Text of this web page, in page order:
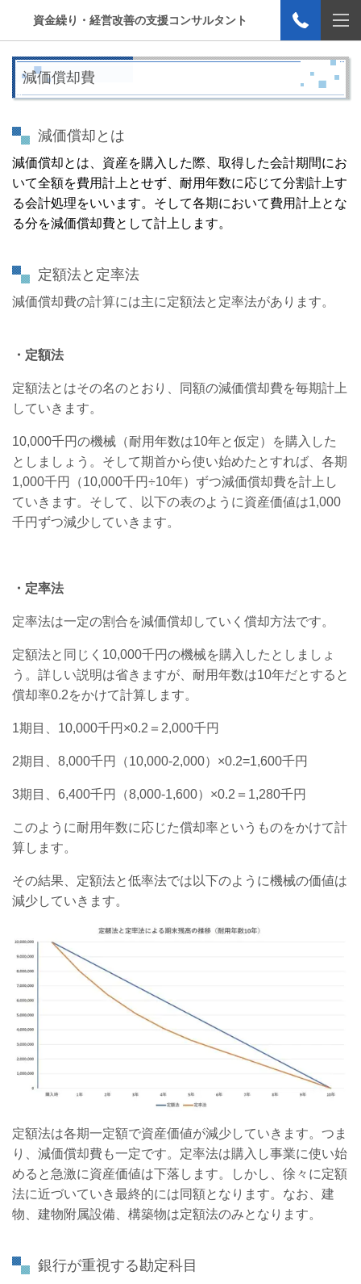
資金繰り・経営改善の支援コンサルタント
減価償却費
減価償却とは
減価償却とは、資産を購入した際、取得した会計期間にお
いて全額を費用計上とせず、耐用年数に応じて分割計上す
る会計処理をいいます。そして各期において費用計上とな
る分を減価償却費として計上します。
定額法と定率法
減価償却費の計算には主に定額法と定率法があります。
・定額法
定額法とはその名のとおり、同額の減価償却費を毎期計上
していきます。
10,000千円の機械（耐用年数は10年と仮定）を購入した
としましょう。そして期首から使い始めたとすれば、各期
1,000千円（10,000千円÷10年）ずつ減価償却費を計上し
ていきます。そして、以下の表のように資産価値は1,000
千円ずつ減少していきます。
・定率法
定率法は一定の割合を減価償却していく償却方法です。
定額法と同じく10,000千円の機械を購入したとしましょ
う。詳しい説明は省きますが、耐用年数は10年だとすると
償却率0.2をかけて計算します。
1期目、10,000千円×0.2＝2,000千円
2期目、8,000千円（10,000-2,000）×0.2=1,600千円
3期目、6,400千円（8,000-1,600）×0.2＝1,280千円
このように耐用年数に応じた償却率というものをかけて計
算します。
その結果、定額法と低率法では以下のように機械の価値は
減少していきます。
定額法は各期一定額で資産価値が減少していきます。つま
り、減価償却費も一定です。定率法は購入し事業に使い始
めると急激に資産価値は下落します。しかし、徐々に定額
法に近づいていき最終的には同額となります。なお、建
物、建物附属設備、構築物は定額法のみとなります。
銀行が重視する勘定科目